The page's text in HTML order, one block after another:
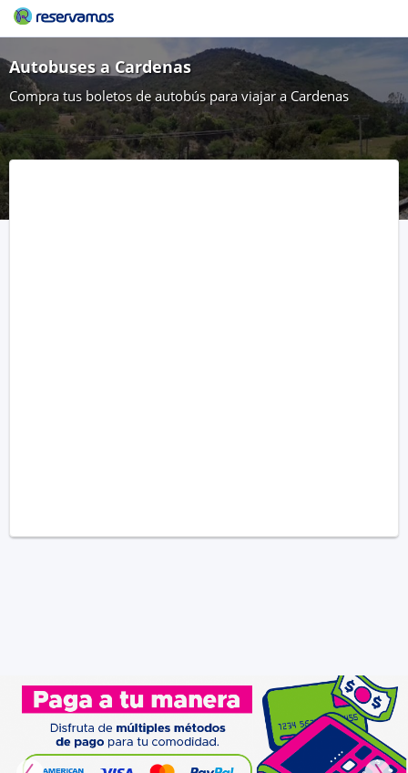
Autobuses a Cardenas
Compra tus boletos de autobús para viajar a Cardenas